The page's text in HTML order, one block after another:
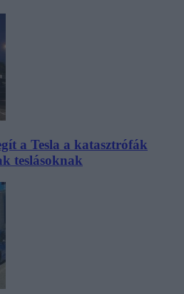
a Tesla a katasztrófák
teslásoknak